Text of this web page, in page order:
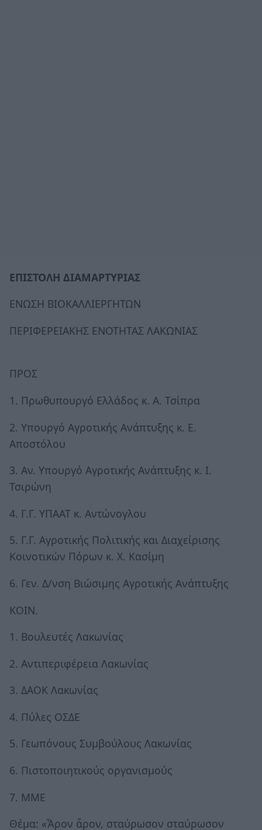
ΕΠΙΣΤΟΛΗ ΔΙΑΜΑΡΤΥΡΙΑΣ
ΕΝΩΣΗ ΒΙΟΚΑΛΛΙΕΡΓΗΤΩΝ
ΠΕΡΙΦΕΡΕΙΑΚΗΣ ΕΝΟΤΗΤΑΣ ΛΑΚΩΝΙΑΣ
ΠΡΟΣ
1. Πρωθυπουργό Ελλάδος κ. Α. Τσίπρα
2. Υπουργό Αγροτικής Ανάπτυξης κ. Ε.
Αποστόλου
3. Αν. Υπουργό Αγροτικής Ανάπτυξης κ. Ι.
Τσιρώνη
4. Γ.Γ. ΥΠΑΑΤ κ. Αντώνογλου
5. Γ.Γ. Αγροτικής Πολιτικής και Διαχείρισης
Κοινοτικών Πόρων κ. Χ. Κασίμη
6. Γεν. Δ/νση Βιώσιμης Αγροτικής Ανάπτυξης
ΚΟΙΝ.
1. Βουλευτές Λακωνίας
2. Αντιπεριφέρεια Λακωνίας
3. ΔΑΟΚ Λακωνίας
4. Πύλες ΟΣΔΕ
5. Γεωπόνους Συμβούλους Λακωνίας
6. Πιστοποιητικούς οργανισμούς
7. ΜΜΕ
Θέμα: «Ἆρον ἆρον, σταύρωσον σταύρωσον